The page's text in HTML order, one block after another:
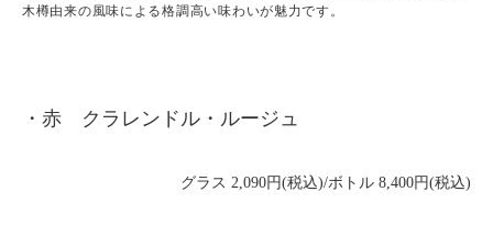
木樽由来の風味による格調高い味わいが魅力です。
・赤 クラレンドル・ルージュ
グラス 2,090円(税込)/ボトル 8,400円(税込)